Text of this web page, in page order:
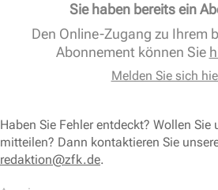
Sie haben bereits ein
Den Online-Zugang zu Ihrem
Abonnement können Sie
Melden Sie sich
Haben Sie Fehler entdeckt? Wollen Sie
mitteilen? Dann kontaktieren Sie
redaktion@zfk.de.